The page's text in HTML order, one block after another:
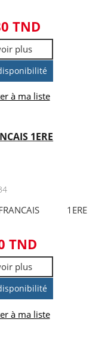
TND
plus
à ma liste
1ERE
1ERE
TND
plus
à ma liste